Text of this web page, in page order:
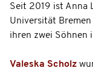
Seit 2019 ist Anna
Universität
ihren zwei Söhnen
Valeska Scholz